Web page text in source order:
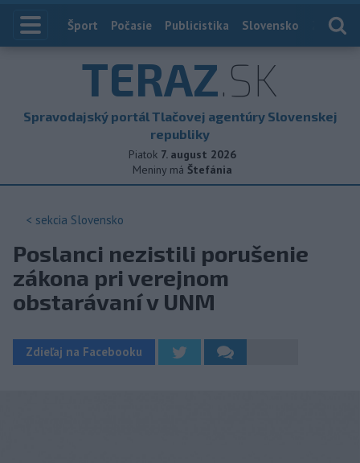
Index
Šport Počasie Publicistika Slovensko
TERAZ.SK
Spravodajský portál Tlačovej agentúry Slovenskej
republiky
Piatok 7. august 2026
Meniny má Štefánia
< sekcia Slovensko
Poslanci nezistili porušenie
zákona pri verejnom
obstarávaní v UNM
Zdieľaj na Facebooku